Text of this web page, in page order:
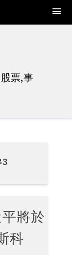
票,事
將於
科